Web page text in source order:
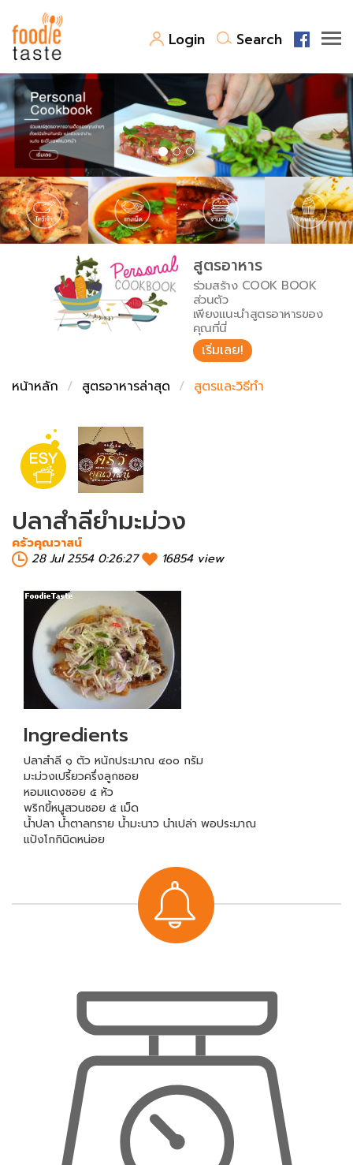
Login Search
สูตรอาหาร
สูตรอาหารล่าสุด
Top Foodie
พาไปชิม
สารพันก้นครัว
เคล็ดลับน่ารู้
เปรียบเทียบหน่วยการตวง
เปรียบเทียบอุณหภูมิ
เปรียบเทียบน้ำหนักวัตถุดิบ
FoodPedia
สร้าง Cookbook
สูตรอาหาร
ร่วมสร้าง COOK BOOK
ส่วนตัว
เพียงแนะนำสูตรอาหารของ
คุณที่นี่
เริ่มเลย!
หน้าหลัก
สูตรอาหารล่าสุด สูตรและวิธีทำ
ปลาสำลียำมะม่วง
ครัวคุณวาสน์
28 Jul 2554 0:26:27
16854 view
Ingredients
ปลาสำลี ๑ ตัว หนักประมาณ ๔๐๐ กรัม
มะม่วงเปรี้ยวครึ่งลูกซอย
หอมแดงซอย ๕ หัว
พริกขี้หนูสวนซอย ๕ เม็ด
น้ำปลา น้ำตาลทราย น้ำมะนาว นำเปล่า พอประมาณ
แป้งโกกินิดหน่อย